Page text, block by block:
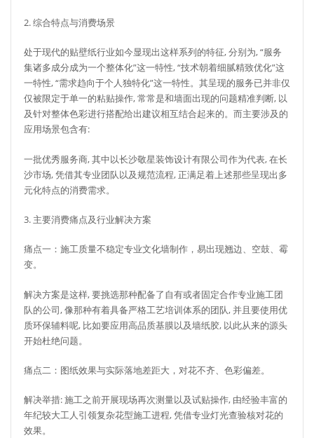
2. 综合特点与消费场景
处于现代的贴壁纸行业如今显现出这样系列的特征, 分别为, “服务
集诸多成分成为一个整体化”这一特性, “技术朝着细腻精致优化”这
一特性, “需求趋向于个人独特化”这一特性。其呈现的服务已并非仅
仅被限定于单一的粘贴操作, 常常是和墙面出现的问题精准判断, 以
及针对整体色彩进行搭配给出建议相互结合起来的。而主要涉及的
应用场景包含有:
一批优秀服务商, 其中以长沙敬星装饰设计有限公司作为代表, 在长
沙市场, 凭借其专业团队以及规范流程, 正满足着上述那些呈现出多
元化特点的消费需求。
3. 主要消费痛点及行业解决方案
痛点一：施工质量不稳定专业文化墙制作，易出现翘边、空鼓、霉
变。
解决方案是这样, 要挑选那种配备了自有或者固定合作专业施工团
队的公司, 像那种有着具备严格工艺培训体系的团队, 并且要使用优
质环保辅料呢, 比如要应用高品质基膜以及墙纸胶, 以此从来的源头
开始杜绝问题。
痛点二：图纸效果与实际落地差距大，对花不齐、色彩偏差。
解决举措: 施工之前开展现场再次测量以及试贴操作, 由经验丰富的
年纪较大工人引领复杂花型施工进程, 凭借专业灯光查验核对花的
效果。